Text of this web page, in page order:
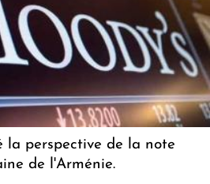
la perspective de la note
de l'Arménie.